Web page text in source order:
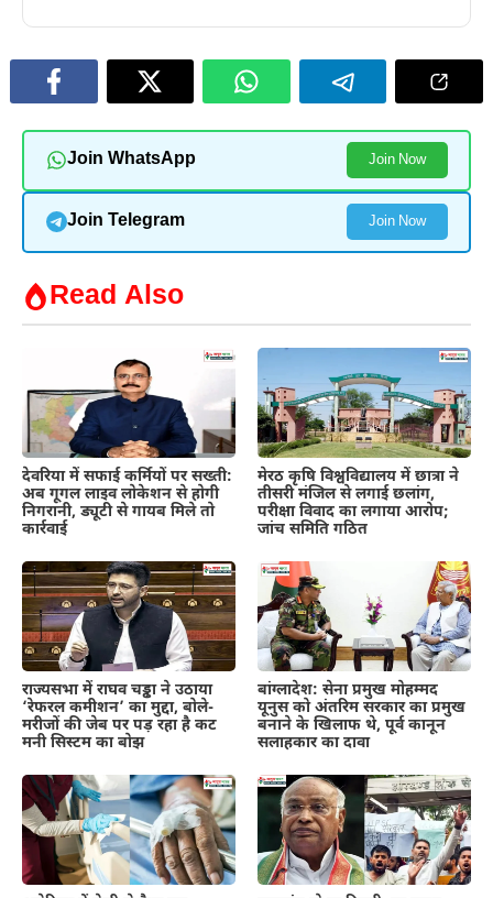
Join WhatsApp Join Now
Join Telegram Join Now
Read Also
देवरिया में सफाई कर्मियों पर सख्ती:
अब गूगल लाइव लोकेशन से होगी
निगरानी, ड्यूटी से गायब मिले तो
कार्रवाई
मेरठ कृषि विश्वविद्यालय में छात्रा ने
तीसरी मंजिल से लगाई छलांग,
परीक्षा विवाद का लगाया आरोप;
जांच समिति गठित
राज्यसभा में राघव चड्ढा ने उठाया
‘रेफरल कमीशन’ का मुद्दा, बोले-
मरीजों की जेब पर पड़ रहा है कट
मनी सिस्टम का बोझ
बांग्लादेश: सेना प्रमुख मोहम्मद
यूनुस को अंतरिम सरकार का प्रमुख
बनाने के खिलाफ थे, पूर्व कानून
सलाहकार का दावा